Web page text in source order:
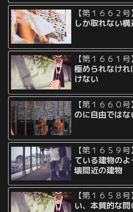
【第１６６２号
しか取れない
【第１６６１
極められなけ
けない
【第１６６０号
のに自由ではな
【第１６５９号
ている建物の
壊間近の建物
【第１６５８
い、本質的な